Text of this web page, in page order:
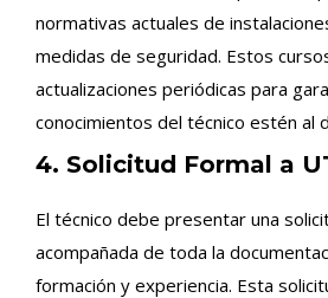
normativas actuales de
medidas de seguridad. Estos
actualizaciones periódicas para
conocimientos del técnico estén al
4. Solicitud Formal a
El técnico debe presentar una
acompañada de toda la
formación y experiencia. Esta